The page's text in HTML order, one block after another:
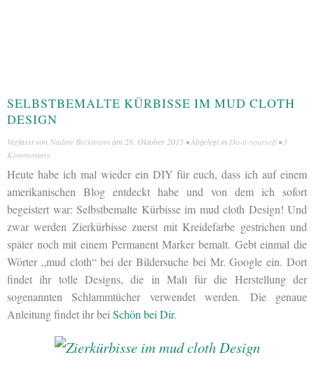
SELBSTBEMALTE KÜRBISSE IM MUD CLOTH
DESIGN
Verfasst von Nadine Beckmann am 28. Oktober 2015 • Abgelegt in Do-it-yourself• 3
Kommentare
Heute habe ich mal wieder ein DIY für euch, dass ich auf einem
amerikanischen Blog entdeckt habe und von dem ich sofort
begeistert war: Selbstbemalte Kürbisse im mud cloth Design! Und
zwar werden Zierkürbisse zuerst mit Kreidefarbe gestrichen und
später noch mit einem Permanent Marker bemalt. Gebt einmal die
Wörter „mud cloth“ bei der Bildersuche bei Mr. Google ein. Dort
findet ihr tolle Designs, die in Mali für die Herstellung der
sogenannten Schlammtücher verwendet werden. Die genaue
Anleitung findet ihr bei Schön bei Dir.